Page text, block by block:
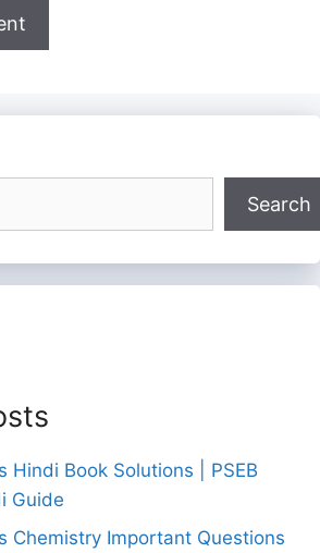
Search
Hindi Book Solutions | PSEB
Guide
Chemistry Important Questions